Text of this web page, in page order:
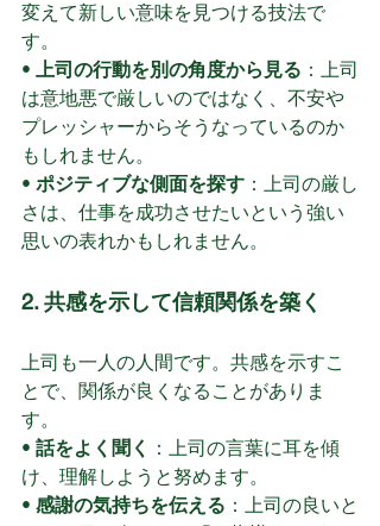
変えて新しい意味を見つける技法で
す。
• 上司の行動を別の角度から見る ：上司
は意地悪で厳しいのではなく、不安や
プレッシャーからそうなっているのか
もしれません。
• ポジティブな側面を探す ：上司の厳し
さは、仕事を成功させたいという強い
思いの表れかもしれません。
2. 共感を示して信頼関係を築く
上司も一人の人間です。共感を示すこ
とで、関係が良くなることがありま
す。
• 話をよく聞く
：上司の言葉に耳を傾
け、理解しようと努めます。
• 感謝の気持ちを伝える ：上司の良いと